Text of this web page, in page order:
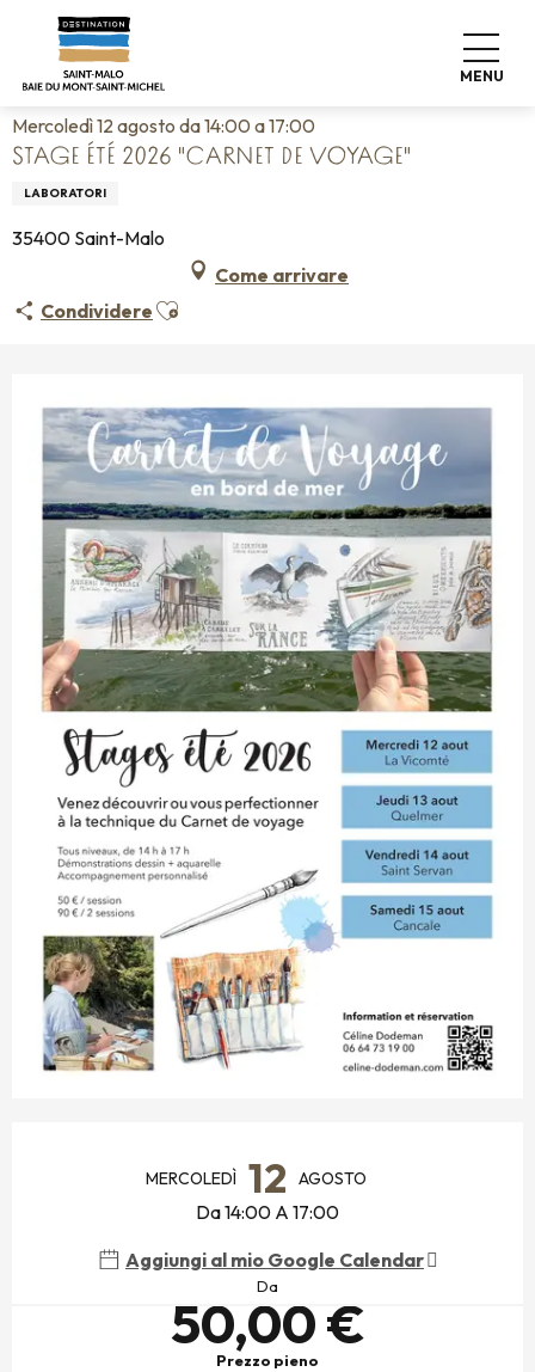
contenu
MENU
Home Vivere come a casa
Stage été 2026 "carnet de voyage"
Mercoledì 12 agosto da 14:00 a 17:00
STAGE ÉTÉ 2026 "CARNET DE VOYAGE"
LABORATORI
35400 Saint-Malo
Come arrivare
Condividere Ajouter aux favoris
MERCOLEDÌ 12 AGOSTO
Da 14:00 A 17:00
Aggiungi al mio Google Calendar
Da
50,00 €
Prezzo pieno